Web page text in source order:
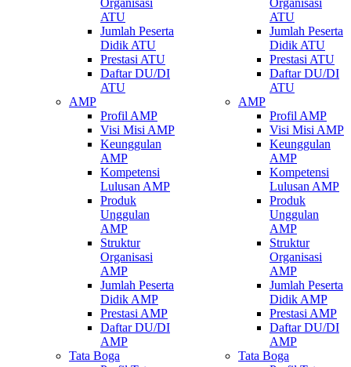
Organisasi
ATU
Jumlah Peserta
Didik ATU
Prestasi ATU
Daftar DU/DI
ATU
AMP
Profil AMP
Visi Misi AMP
Keunggulan
AMP
Kompetensi
Lulusan AMP
Produk
Unggulan
AMP
Struktur
Organisasi
AMP
Jumlah Peserta
Didik AMP
Prestasi AMP
Daftar DU/DI
AMP
Tata Boga
Organisasi
ATU
Jumlah Peserta
Didik ATU
Prestasi ATU
Daftar DU/DI
ATU
AMP
Profil AMP
Visi Misi AMP
Keunggulan
AMP
Kompetensi
Lulusan AMP
Produk
Unggulan
AMP
Struktur
Organisasi
AMP
Jumlah Peserta
Didik AMP
Prestasi AMP
Daftar DU/DI
AMP
Tata Boga